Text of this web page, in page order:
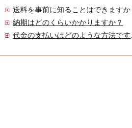
送料を事前に知ることはできますか
納期はどのくらいかかりますか？
代